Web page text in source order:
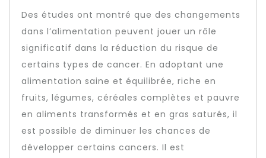
Des études ont montré que des changements
dans l’alimentation peuvent jouer un rôle
significatif dans la réduction du risque de
certains types de cancer. En adoptant une
alimentation saine et équilibrée, riche en
fruits, légumes, céréales complètes et pauvre
en aliments transformés et en gras saturés, il
est possible de diminuer les chances de
développer certains cancers. Il est